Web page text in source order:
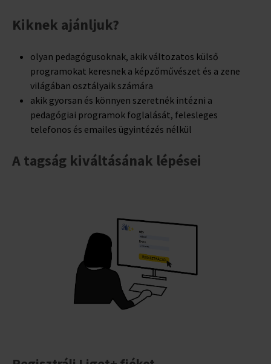
Kiknek ajánljuk?
olyan pedagógusoknak, akik változatos külső
programokat keresnek a képzőművészet és a zene
világában osztályaik számára
akik gyorsan és könnyen szeretnék intézni a
pedagógiai programok foglalását, felesleges
telefonos és emailes ügyintézés nélkül
A tagság kiváltásának lépései